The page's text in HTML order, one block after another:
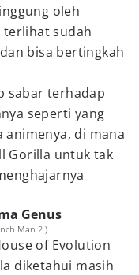
oleh
sudah
bisa bertingkah
sabar terhadap
seperti yang
di mana
Gorilla untuk tak
Genus
Man 2 )
of Evolution
diketahui masih